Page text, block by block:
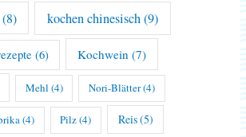
(8) kochen chinesisch(9)
(6) Kochwein (7)
Mehl (4) Nori-Blätter(4)
(4) Pilz(4) Reis(5)